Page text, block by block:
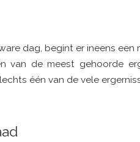
dag, begint er ineens
de meest gehoorde
één van de vele